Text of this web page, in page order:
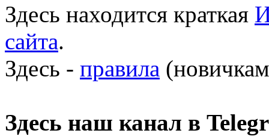
Здесь находится краткая
сайта.
Здесь - правила
Здесь наш канал в